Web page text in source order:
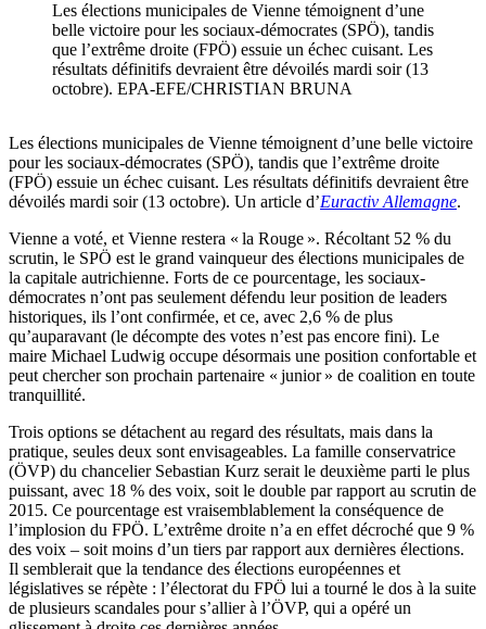
Les élections municipales de Vienne témoignent d’une
belle victoire pour les sociaux-démocrates (SPÖ), tandis
que l’extrême droite (FPÖ) essuie un échec cuisant. Les
résultats définitifs devraient être dévoilés mardi soir (13
octobre). EPA-EFE/CHRISTIAN BRUNA
Les élections municipales de Vienne témoignent d’une belle victoire
pour les sociaux-démocrates (SPÖ), tandis que l’extrême droite
(FPÖ) essuie un échec cuisant. Les résultats définitifs devraient être
dévoilés mardi soir (13 octobre). Un article d’Euractiv Allemagne.
Vienne a voté, et Vienne restera « la Rouge ». Récoltant 52 % du
scrutin, le SPÖ est le grand vainqueur des élections municipales de
la capitale autrichienne. Forts de ce pourcentage, les sociaux-
démocrates n’ont pas seulement défendu leur position de leaders
historiques, ils l’ont confirmée, et ce, avec 2,6 % de plus
qu’auparavant (le décompte des votes n’est pas encore fini). Le
maire Michael Ludwig occupe désormais une position confortable et
peut chercher son prochain partenaire « junior » de coalition en toute
tranquillité.
Trois options se détachent au regard des résultats, mais dans la
pratique, seules deux sont envisageables. La famille conservatrice
(ÖVP) du chancelier Sebastian Kurz serait le deuxième parti le plus
puissant, avec 18 % des voix, soit le double par rapport au scrutin de
2015. Ce pourcentage est vraisemblablement la conséquence de
l’implosion du FPÖ. L’extrême droite n’a en effet décroché que 9 %
des voix – soit moins d’un tiers par rapport aux dernières élections.
Il semblerait que la tendance des élections européennes et
législatives se répète : l’électorat du FPÖ lui a tourné le dos à la suite
de plusieurs scandales pour s’allier à l’ÖVP, qui a opéré un